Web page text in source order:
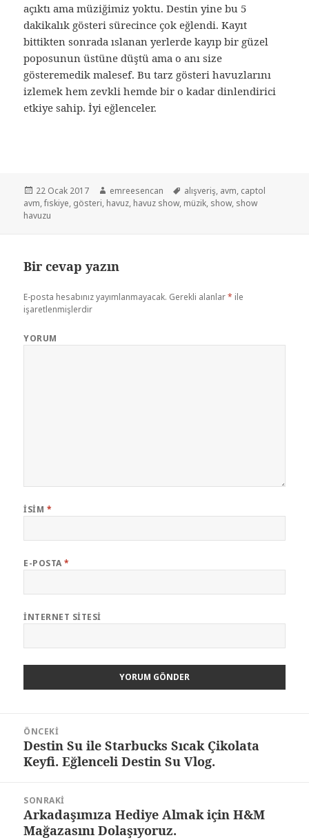
açıktı ama müziğimiz yoktu. Destin yine bu 5
dakikalık gösteri sürecince çok eğlendi. Kayıt
bittikten sonrada ıslanan yerlerde kayıp bir güzel
poposunun üstüne düştü ama o anı size
gösteremedik malesef. Bu tarz gösteri havuzlarını
izlemek hem zevkli hemde bir o kadar dinlendirici
etkiye sahip. İyi eğlenceler.
Yayın
tarihi
22 Ocak 2017 Yazar
emreesencan Etiketler
alışveriş, avm, captol
avm,fıskiye, gösteri, havuz, havuz show, müzik, show, show
havuzu
Bir cevap yazın
E-posta hesabınız yayımlanmayacak. Gerekli alanlar* ile
işaretlenmişlerdir
YORUM
İSIM *
E-POSTA*
İNTERNET SITESI
dolaşımı
ÖNCEKI
Önceki
yazı:
Destin Su ile Starbucks Sıcak Çikolata
Keyfi. Eğlenceli Destin Su Vlog.
SONRAKI
Sonraki
yazı:
Arkadaşımıza Hediye Almak için H&M
Mağazasını Dolaşıyoruz.